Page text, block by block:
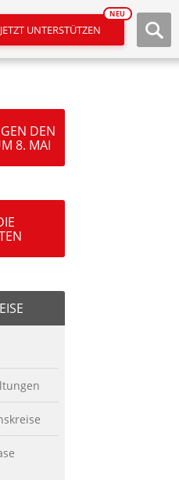
JETZT UNTERSTÜTZEN
NEU
DEN
8. MAI